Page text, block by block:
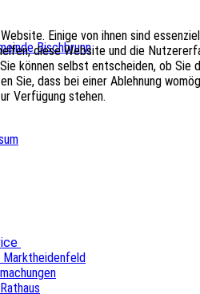
Einige von ihnen sind
diese Website und die
können selbst entscheiden, ob Sie
Sie, dass bei einer Ablehnung
Verfügung stehen.